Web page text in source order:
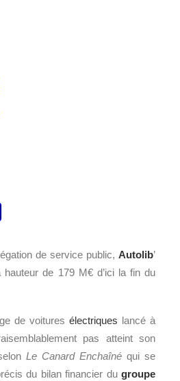
devront-ils éponger les dettes
la question que l’on peut se
de service public, Autolib’
de 179 M€ d’ici la fin du
de voitures électriques lancé à
pas atteint son
Le Canard Enchaîné qui se
du bilan financier du groupe